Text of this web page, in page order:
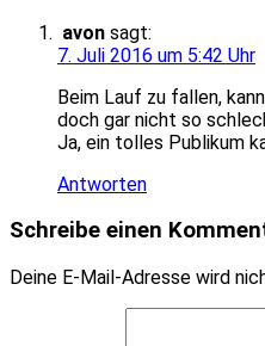
avon sagt:
7. Juli 2016 um 5:42 Uhr
Beim Lauf zu fallen,
doch gar nicht so
Ja, ein tolles Publikum
Antworten
Schreibe einen
Deine E-Mail-Adresse wird